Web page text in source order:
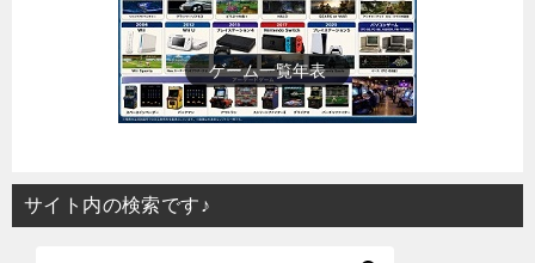
東方Projectの紹介
サイト内の検索です♪